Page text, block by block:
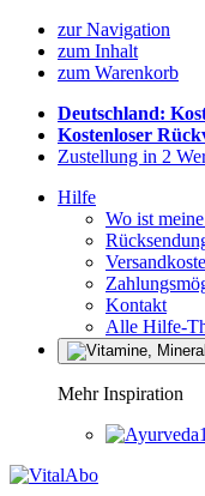
zur Navigation
zum Inhalt
zum Warenkorb
Deutschland:
Kostenloser
Zustellung in 2
Hilfe
Wo ist
Kontakt
Alle Hilfe-
Mehr Inspiration